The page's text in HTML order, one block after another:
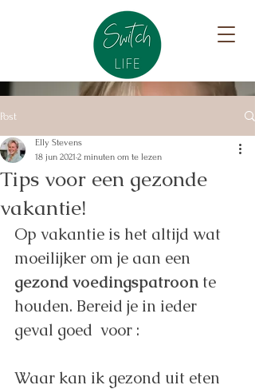
Post
Tips voor een gezonde
vakantie!
Elly Stevens
18 jun 2021 2 minuten om te lezen
Op vakantie is het altijd wat
moeilijker om je aan een
gezond voedingspatroon te
houden. Bereid je in ieder
geval goed  voor :
Waar kan ik gezond uit eten